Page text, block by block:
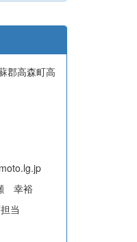
郡高森町高
幸裕
当